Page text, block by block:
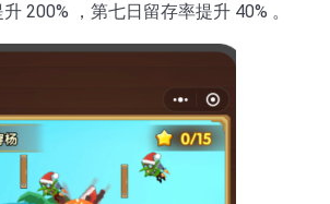
200% ，第七日留存率提升 40% 。